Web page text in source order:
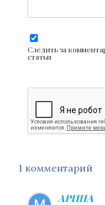
Следить за
статьи
1 комментарий
АРИНА